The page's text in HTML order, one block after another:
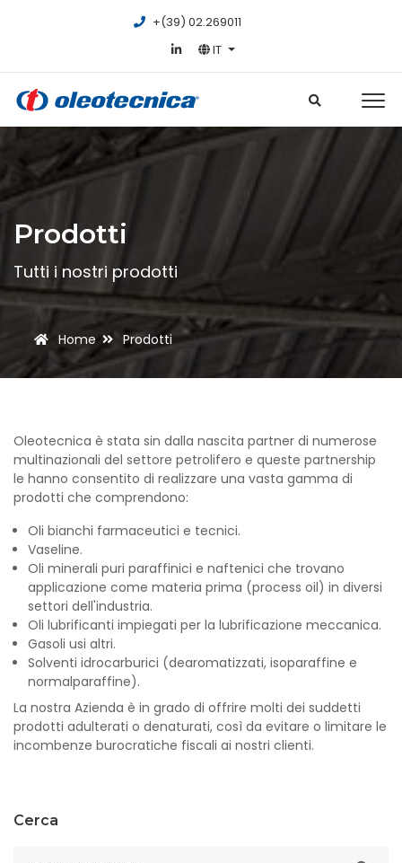
+(39) 02.269011
IT
Prodotti
Tutti i nostri prodotti
Home Prodotti
Oleotecnica è stata sin dalla nascita partner di numerose
multinazionali del settore petrolifero e queste partnership
le hanno consentito di realizzare una vasta gamma di
prodotti che comprendono:
Oli bianchi farmaceutici e tecnici.
Vaseline.
Oli minerali puri paraffinici e naftenici che trovano
applicazione come materia prima (process oil) in diversi
settori dell'industria.
Oli lubrificanti impiegati per la lubrificazione meccanica.
Gasoli usi altri.
Solventi idrocarburici (dearomatizzati, isoparaffine e
normalparaffine).
La nostra Azienda è in grado di offrire molti dei suddetti
prodotti adulterati o denaturati, così da evitare o limitare le
incombenze burocratiche fiscali ai nostri clienti.
Cerca